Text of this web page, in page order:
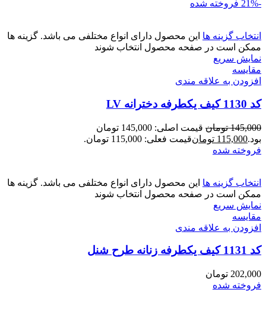
-21%
فروخته شده
انتخاب گزینه ها این محصول دارای انواع مختلفی می باشد. گزینه ها
ممکن است در صفحه محصول انتخاب شوند
نمایش سریع
مقايسه
افزودن به علاقه مندی
کد 1130 کیف یکطرفه دخترانه LV
145,000 تومان
قیمت اصلی: 145,000 تومان
بود.115,000 تومانقیمت فعلی: 115,000 تومان.
فروخته شده
انتخاب گزینه ها این محصول دارای انواع مختلفی می باشد. گزینه ها
ممکن است در صفحه محصول انتخاب شوند
نمایش سریع
مقايسه
افزودن به علاقه مندی
کد 1131 کیف یکطرفه زنانه طرح شنل
202,000 تومان
فروخته شده